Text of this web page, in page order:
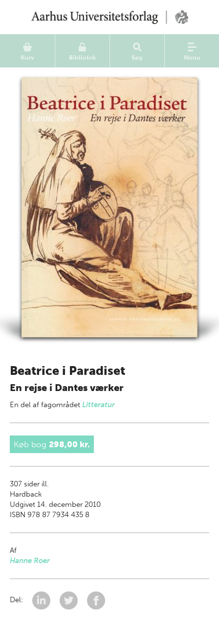
Kurv Bibliotek Søg Menu
Beatrice i Paradiset
En rejse i Dantes værker
En del af fagområdet Litteratur
Køb bog 298,00 kr.
307 sider ill.
Hardback
Udgivet 14. december 2010
ISBN 978 87 7934 435 8
Af
Hanne Roer
Del: